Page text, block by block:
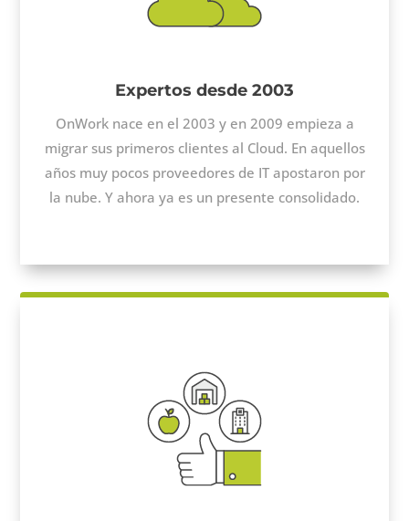
Expertos desde 2003
OnWork nace en el 2003 y en 2009 empieza a
migrar sus primeros clientes al Cloud. En aquellos
años muy pocos proveedores de IT apostaron por
la nube. Y ahora ya es un presente consolidado.